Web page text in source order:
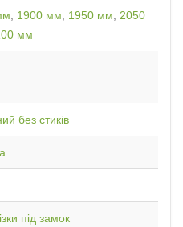
, 1900 мм, 1950 мм, 2050
мм
без стиків
під замок